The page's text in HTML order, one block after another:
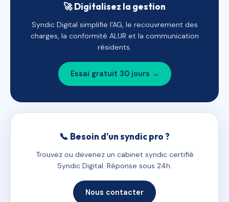
🚀 Digitalisez la gestion
Syndic Digital simplifie l'AG, le recouvrement des
charges, la conformité ALUR et la communication
résidents.
Essai gratuit 30 jours →
📞 Besoin d'un syndic pro ?
Trouvez ou devenez un cabinet syndic certifié
Syndic Digital. Réponse sous 24h.
Nous contacter